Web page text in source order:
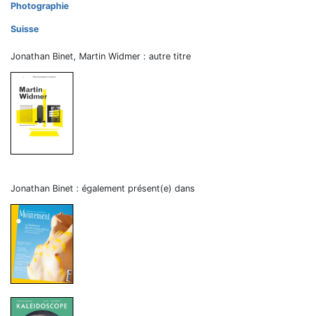
Photographie
Suisse
Jonathan Binet, Martin Widmer : autre titre
Jonathan Binet : également présent(e) dans